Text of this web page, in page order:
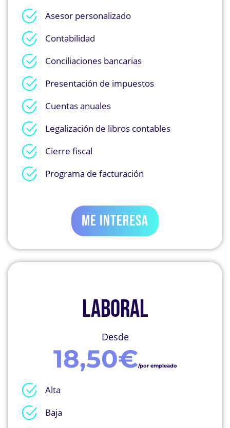
Asesor personalizado
Contabilidad
Conciliaciones bancarias
Presentación de impuestos
Cuentas anuales
Legalización de libros contables
Cierre fiscal
Programa de facturación
ME INTERESA
LABORAL
Desde
18,50€/por empleado
Alta
Baja